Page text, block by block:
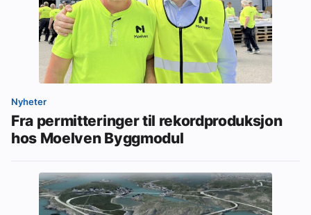
Nyheter
Fra permitteringer til rekordproduksjon
hos Moelven Byggmodul